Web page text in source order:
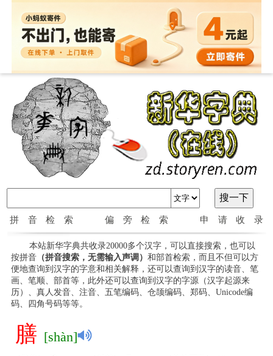
拼音检索 偏旁检索 申请收录
本站新华字典共收录20000多个汉字，可以直接搜索，也可以
按拼音（拼音搜索，无需输入声调） 和部首检索，而且不但可以方
便地查询到汉字的字意和相关解释，还可以查询到汉字的读音、笔
画、笔顺、部首等，此外还可以查询到汉字的字源（汉字起源来
历）、真人发音、注音、五笔编码、仓颉编码、郑码、Unicode编
码、四角号码等等。
膳 [shàn]